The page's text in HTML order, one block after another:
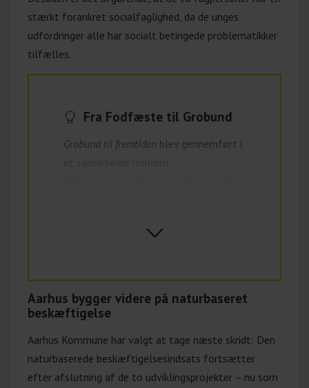
stærkt forankret socialfaglighed, da de unges
udfordringer alle har socialt betingede problematikker
tilfælles.
Fra Fodfæste til Grobund
Grobund til fremtiden blev gennemført i
også stod bag det forudgående
tilknyttet projektet som konsulent.
Fodfæste gennem naturen
særdeles stærke resultater.
Fold ud;
Aarhus bygger videre på naturbaseret
beskæftigelse
Aarhus Kommune har valgt at tage næste skridt: Den
naturbaserede beskæftigelsesindsats fortsætter
efter afslutning af de to udviklingsprojekter – nu som